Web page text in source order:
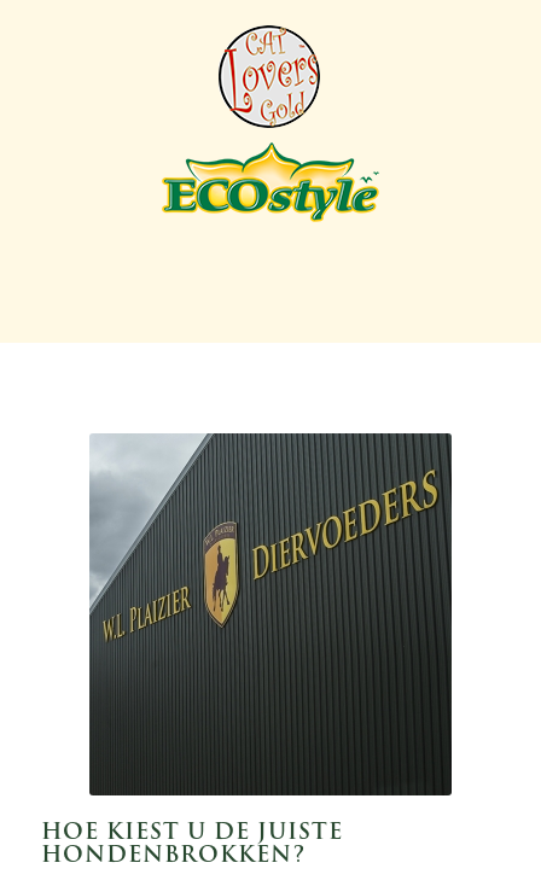
HOE KIEST U DE JUISTE
HONDENBROKKEN?